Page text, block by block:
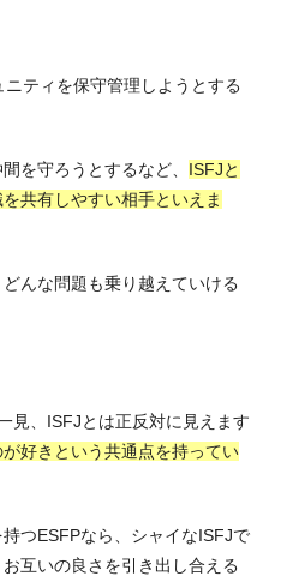
ティを保守管理しようとする
を守ろうとするなど、 ISFJと
共有しやすい相手といえま
んな問題も乗り越えていける
見、ISFJとは正反対に見えます
好きという共通点を持ってい
つESFPなら、シャイなISFJで
互いの良さを引き出し合える